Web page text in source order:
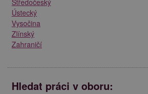
Středočeský
Ústecký
Vysočina
Zlínský
Zahraničí
Hledat práci v oboru: